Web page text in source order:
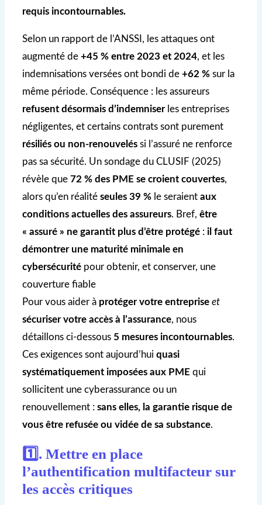
requis incontournables.
Selon un rapport de l’ANSSI, les attaques ont
augmenté de+45 % entre 2023 et 2024, et les
indemnisations versées ont bondi de+62 % sur la
même période. Conséquence : les assureurs
refusent désormais d’indemniserles entreprises
négligentes, et certains contrats sont purement
résiliés ou non-renouvelés si l’assuré ne renforce
pas sa sécurité. Un sondage du CLUSIF (2025)
révèle que 72 % des PME se croient couvertes,
alors qu’en réalitéseules 39 % le seraientaux
conditions actuelles des assureurs. Bref,être
« assuré » ne garantit plus d’être protégé : il faut
démontrer une maturité minimale en
cybersécurité pour obtenir, et conserver, une
couverture fiable
Pour vous aider à protéger votre entreprise et
sécuriser votre accès à l’assurance, nous
détaillons ci-dessous 5 mesures incontournables.
Ces exigences sont aujourd’huiquasi
systématiquement imposées aux PME qui
sollicitent une cyberassurance ou un
renouvellement :sans elles, la garantie risque de
vous être refusée ou vidée de sa substance.
1️⃣. Mettre en place
l’authentification multifacteur sur
les accès critiques